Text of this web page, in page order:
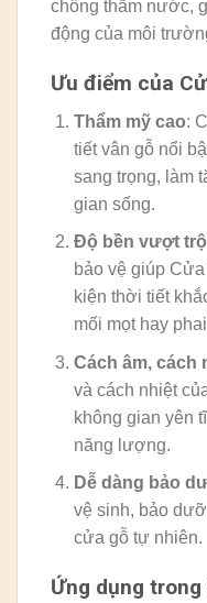
chống thấm nước,
động của môi
Ưu điểm của
Thẩm mỹ cao:
tiết vân gỗ nổi
sang trọng, làm
gian sống.
Độ bền vượt
bảo vệ giúp
kiện thời tiết
mối mọt hay
Cách âm, cách
và cách nhiệt
không gian yên
năng lượng.
Dễ dàng bảo
vệ sinh, bảo
cửa gỗ tự nhiên.
Ứng dụng